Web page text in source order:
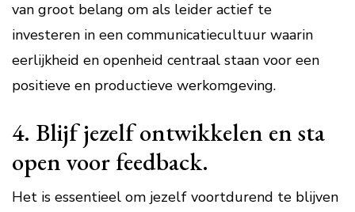
van groot belang om als leider actief te
investeren in een communicatiecultuur waarin
eerlijkheid en openheid centraal staan voor een
positieve en productieve werkomgeving.
4. Blijf jezelf ontwikkelen en sta
open voor feedback.
Het is essentieel om jezelf voortdurend te blijven